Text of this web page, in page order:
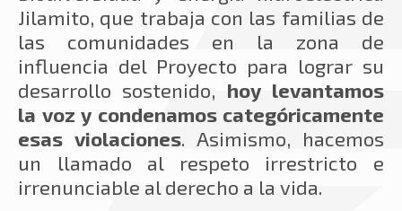
Jilamito, que trabaja con las familias de
las comunidades en la zona de
influencia del Proyecto para lograr su
desarrollo sostenido, hoy levantamos
la voz y condenamos categóricamente
esas violaciones. Asimismo, hacemos
un llamado al respeto irrestricto e
irrenunciable al derecho a la vida.